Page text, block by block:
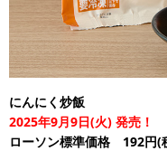
にんにく炒飯
2025年9月9日(火) 発売！
ローソン標準価格 192円(